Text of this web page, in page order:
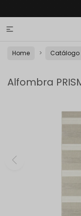

Home Catálogo
Alfombra